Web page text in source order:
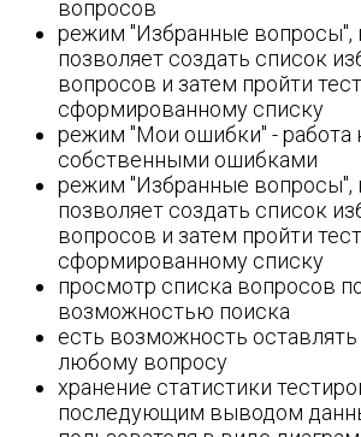
вопросов
режим "Избранные вопросы",
позволяет создать список
вопросов и затем пройти
сформированному списку
режим "Мои ошибки" - работа
собственными ошибками
режим "Избранные вопросы",
позволяет создать список
вопросов и затем пройти
сформированному списку
просмотр списка вопросов
возможностью поиска
есть возможность
любому вопросу
хранение статистики
последующим выводом